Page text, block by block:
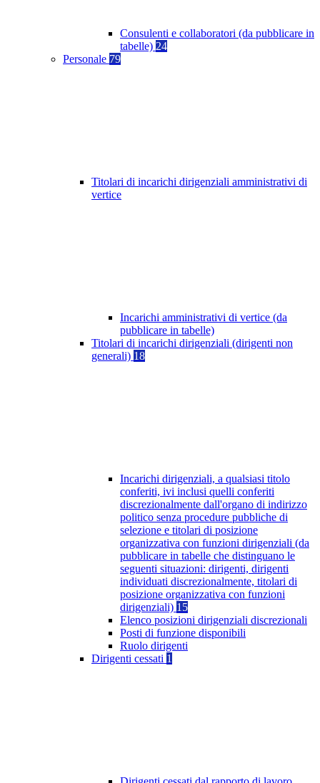
Consulenti e collaboratori (da pubblicare in
tabelle) 24
Personale 79
Titolari di incarichi dirigenziali amministrativi di
vertice
Incarichi amministrativi di vertice (da
pubblicare in tabelle)
Titolari di incarichi dirigenziali (dirigenti non
generali) 18
Incarichi dirigenziali, a qualsiasi titolo
conferiti, ivi inclusi quelli conferiti
discrezionalmente dall'organo di indirizzo
politico senza procedure pubbliche di
selezione e titolari di posizione
organizzativa con funzioni dirigenziali (da
pubblicare in tabelle che distinguano le
seguenti situazioni: dirigenti, dirigenti
individuati discrezionalmente, titolari di
posizione organizzativa con funzioni
dirigenziali) 15
Elenco posizioni dirigenziali discrezionali
Posti di funzione disponibili
Ruolo dirigenti
Dirigenti cessati 1